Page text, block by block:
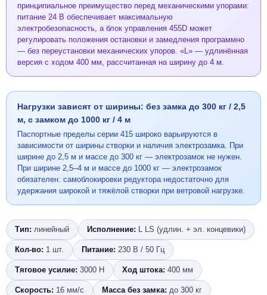
принципиальное преимущество перед механическими упорами:
питание 24 В обеспечивает максимальную
электробезопасность, а блок управления 455D может
регулировать положения остановки и замедления программно
— без переустановки механических упоров. «L» — удлинённая
версия с ходом 400 мм, рассчитанная на ширину до 4 м.
Нагрузки зависят от ширины: без замка до 300 кг / 2,5
м, с замком до 1000 кг / 4 м
Паспортные пределы серии 415 широко варьируются в
зависимости от ширины створки и наличия электрозамка. При
ширине до 2,5 м и массе до 300 кг — электрозамок не нужен.
При ширине 2,5–4 м и массе до 1000 кг — электрозамок
обязателен: самоблокировки редуктора недостаточно для
удержания широкой и тяжёлой створки при ветровой нагрузке.
Тип: линейный Исполнение: L LS (удлин. + эл. концевики)
Кол-во: 1 шт. Питание: 230 В / 50 Гц
Тяговое усилие: 3000 Н Ход штока: 400 мм
Скорость: 16 мм/с Масса без замка: до 300 кг